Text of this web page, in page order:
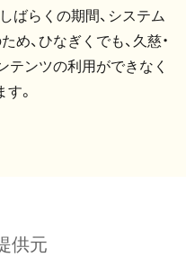
ばらくの期間、システム
、ひなぎくでも、久慈・
テンツの利用ができなく
。
供元